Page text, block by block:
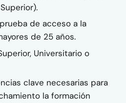
de acceso a la
de 25 años.
Universitario o
clave necesarias para
la formación